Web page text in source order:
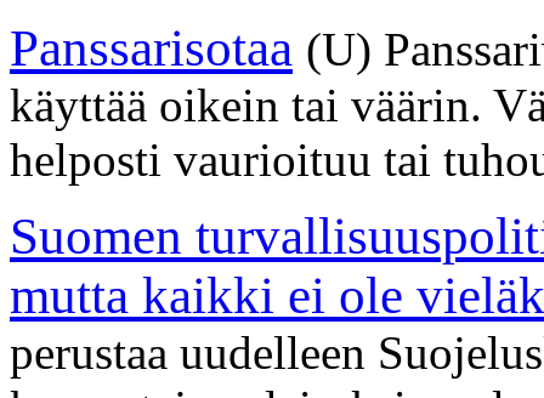
Panssarisotaa (U)
käyttää oikein tai väärin.
helposti vaurioituu tai
Suomen
mutta kaikki ei ole
perustaa uudelleen